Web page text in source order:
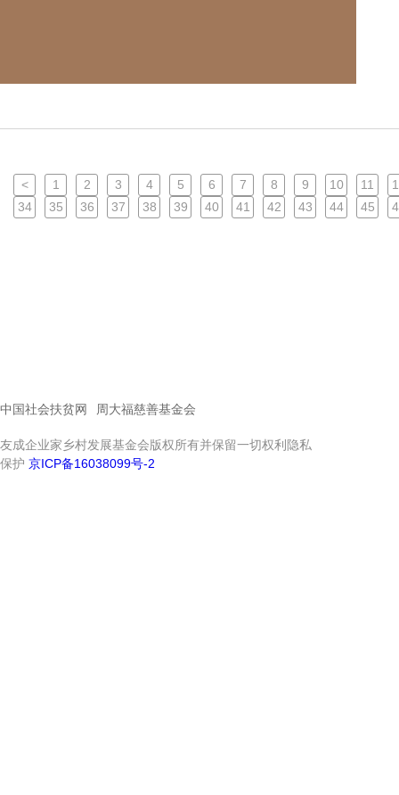
< 1 2 3 4 5 6 7 8 9 10 11
34
35 36 37 38 39 40 41 42 43 44 45
中国社会扶贫网 周大福慈善基金会
友成企业家乡村发展基金会版权所有并保留一切权利隐私
保护 京ICP备16038099号-2